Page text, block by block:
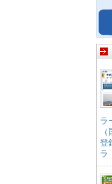
ラ
登
ラ